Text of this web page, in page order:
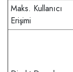
Maks. Kullanıcı
Erişimi